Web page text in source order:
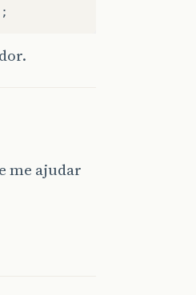
me ajudar